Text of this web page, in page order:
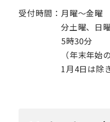
受付時間： 月曜～金
分土曜、日
5時30分
（年末年始
1月4日は除